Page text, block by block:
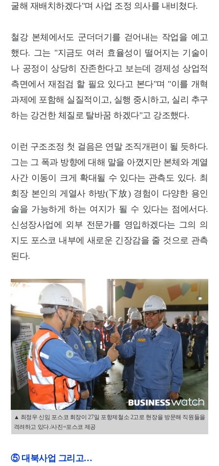
굴해 재배치하겠다"며 사업 조정 의사를 내비쳤다.
철강 본체에서도 군더더기를 걷어내는 작업을 예고
했다. 그는 "지금도 여러 효율성이 떨어지는 기술이
나 공정이 상당히 잔존한다고 보는데 경제성 상업적
측면에서 재점검 할 필요 있다고 본다"며 "이를 개혁
과제에 포함해 실질적이고, 실행 중시하고, 실리 추구
하는 강건한 체질로 탈바꿈 하겠다"고 강조했다.
이런 구조조정 첫 걸음은 연말 조직개편이 될 듯하다.
그는 그 폭과 방향에 대해 말을 아꼈지만 본체와 계열
사간 이동이 크게 확대될 수 있다는 관측도 있다. 최
회장 본인의 게열사 하방(下放) 경험이 다양한 용인
술을 가능하게 하는 여지가 될 수 있다는 점에서다.
신성장사업에 외부 전문가를 영입하겠다는 그의 의
지도 포스코 내부에 새로운 긴장감을 줄 것으로 관측
된다.
▲ 최정우 신임 포스코 회장이 27일 포항제철소 2고로 현장을 방문해 직원들을
격려하고 있다./사진=포스코 제공
⑤ 대북사업 그리고…